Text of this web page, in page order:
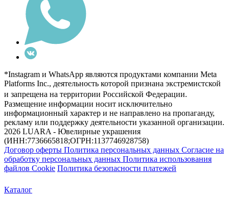
*Instagram и WhatsApp являются продуктами компании Meta
Platforms Inc., деятельность которой признана экстремистской
и запрещена на территории Российской Федерации.
Размещение информации носит исключительно
информационный характер и не направлено на пропаганду,
рекламу или поддержку деятельности указанной организации.
2026 LUARA - Ювелирные украшения
(ИНН:7736665818;ОГРН:1137746928758)
Договор оферты Политика персональных данных Согласие на
обработку персональных данных Политика использования
файлов Cookie Политика безопасности платежей
Каталог